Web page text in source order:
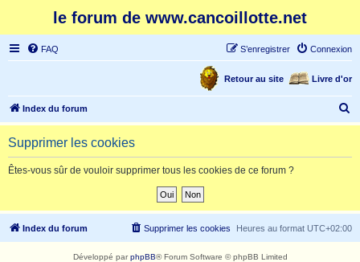
le forum de www.cancoillotte.net
FAQ Connexion
S’enregistrer
Livre d'or
Retour au site
Index du forum
e
h
Supprimer les cookies
Êtes-vous sûr de vouloir supprimer tous les cookies de ce forum ?
Index du forum Heures au format UTC+02:00
Supprimer les cookies
Développé parphpBB® Forum Software © phpBB Limited